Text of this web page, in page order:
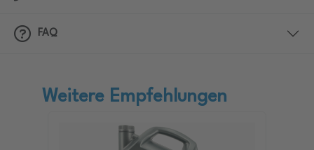
FAQ
Weitere Empfehlungen